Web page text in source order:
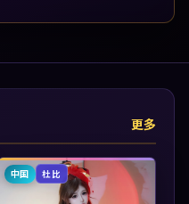
更多
中国 杜比